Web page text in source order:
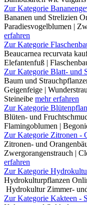
Zur Kategorie
Bananen und Strelizien
Paradiesvogelblumen |
erfahren
Zur Kategorie
Beaucarnea recurvata
Elefantenfuß |
Zur Kategorie Blatt- und
Baum und
Geigenfeige |
Steineibe mehr erfahren
Zur Kategorie
Blüten- und
Flamingoblumen |
Zur Kategorie Zitronen -
Zitronen- und
Zwergorangenstrauch |
erfahren
Zur Kategorie
Hydrokulturpflanzen
Hydrokultur Zimmer-
Zur Kategorie Kakteen -